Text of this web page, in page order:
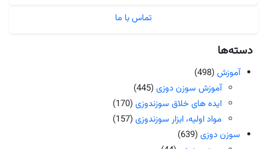
تماس با ما
دسته‌ها
آموزش (498)
آموزش سوزن دوزی (445)
ایده های خلاق سوزندوزی (170)
مواد اولیه، ابزار سوزندوزی (157)
سوزن دوزی (639)